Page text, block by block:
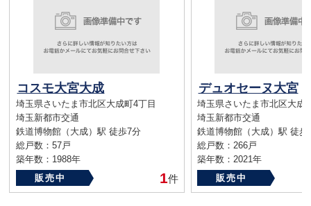
コスモ大宮大成
埼玉県さいたま市北区大成町4丁目
埼玉新都市交通
鉄道博物館（大成）駅 徒歩7分
総戸数：57戸
築年数：1988年
販売中
1件
デュオセーヌ大宮
埼玉県さいたま市北区大成
埼玉新都市交通
鉄道博物館（大成）駅 徒歩
総戸数：266戸
築年数：2021年
販売中